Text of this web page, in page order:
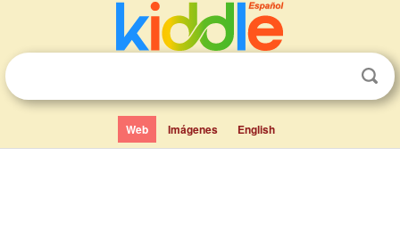
Web Imágenes English